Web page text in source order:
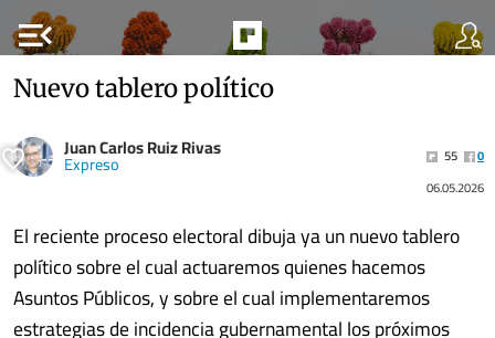
menu_open
Nuevo tablero político
Juan Carlos Ruiz Rivas
Expreso 55
0
06.05.2026
El reciente proceso electoral dibuja ya un nuevo tablero
político sobre el cual actuaremos quienes hacemos
Asuntos Públicos, y sobre el cual implementaremos
estrategias de incidencia gubernamental los próximos